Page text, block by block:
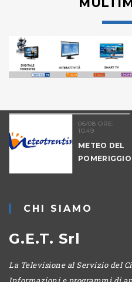
06/08 ORE:
10.49
METEO DEL
POMERIGGIO
CHI SIAMO
G.E.T. Srl
La Televisione al Servizio del